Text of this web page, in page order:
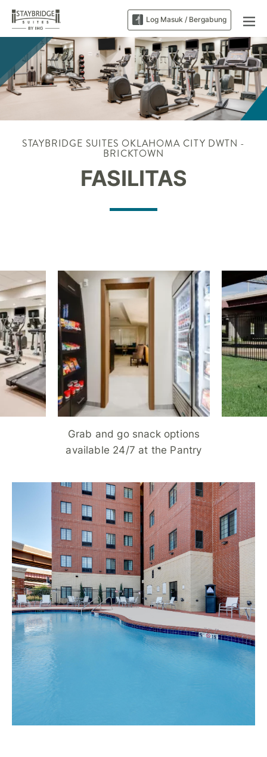
Log Masuk / Bergabung
STAYBRIDGE SUITES OKLAHOMA CITY DWTN -
BRICKTOWN
FASILITAS
Grab and go snack options
available 24/7 at the Pantry